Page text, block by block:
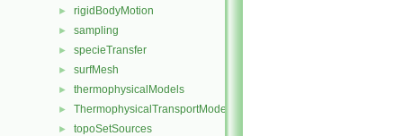
► rigidBodyMotion
► sampling
► specieTransfer
► surfMesh
► thermophysicalModels
► ThermophysicalTransportModels
► topoSetSources